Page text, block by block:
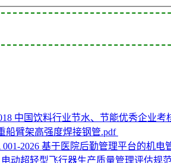
中国饮料行业节水、节能优秀企业考
船臂架高强度焊接钢管.pdf
001-2026 基于医院后勤管理平台的机电
电动超轻型飞行器生产质量管理评估规